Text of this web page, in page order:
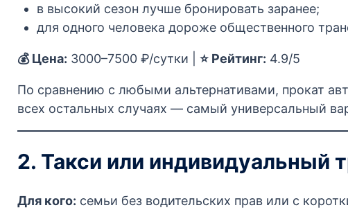
в высокий сезон лучше бронировать заранее;
для одного человека дороже общественного
💰 Цена: 3000–7500 ₽/сутки | ⭐ Рейтинг: 4.9/5
По сравнению с любыми альтернативами, прокат
всех остальных случаях — самый универсальный
2. Такси или индивидуальный
Для кого: семьи без водительских прав или с